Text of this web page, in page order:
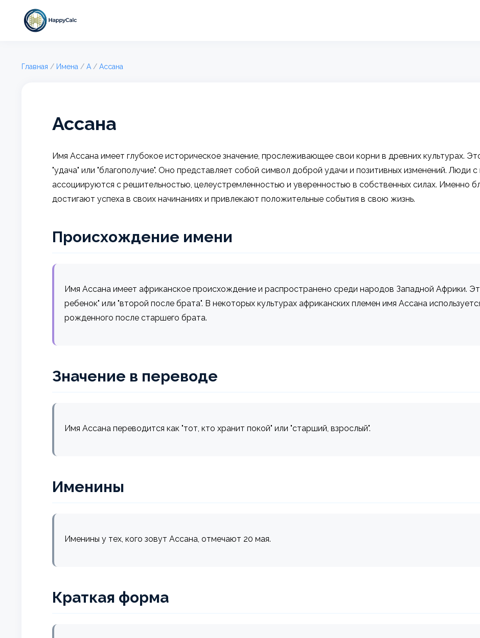
Главная / Имена / А / Ассана
Ассана
Имя Ассана имеет глубокое историческое значение, прослеживающее свои корни в древних культурах.
"удача" или "благополучие". Оно представляет собой символ доброй удачи и позитивных изменений. Люди
ассоциируются с решительностью, целеустремленностью и уверенностью в собственных силах. Именно
достигают успеха в своих начинаниях и привлекают положительные события в свою жизнь.
Происхождение имени
Имя Ассана имеет африканское происхождение и распространено среди народов Западной Африки.
ребенок" или "второй после брата". В некоторых культурах африканских племен имя Ассана
рожденного после старшего брата.
Значение в переводе
Имя Ассана переводится как "тот, кто хранит покой" или "старший, взрослый".
Именины
Именины у тех, кого зовут Ассана, отмечают 20 мая.
Краткая форма